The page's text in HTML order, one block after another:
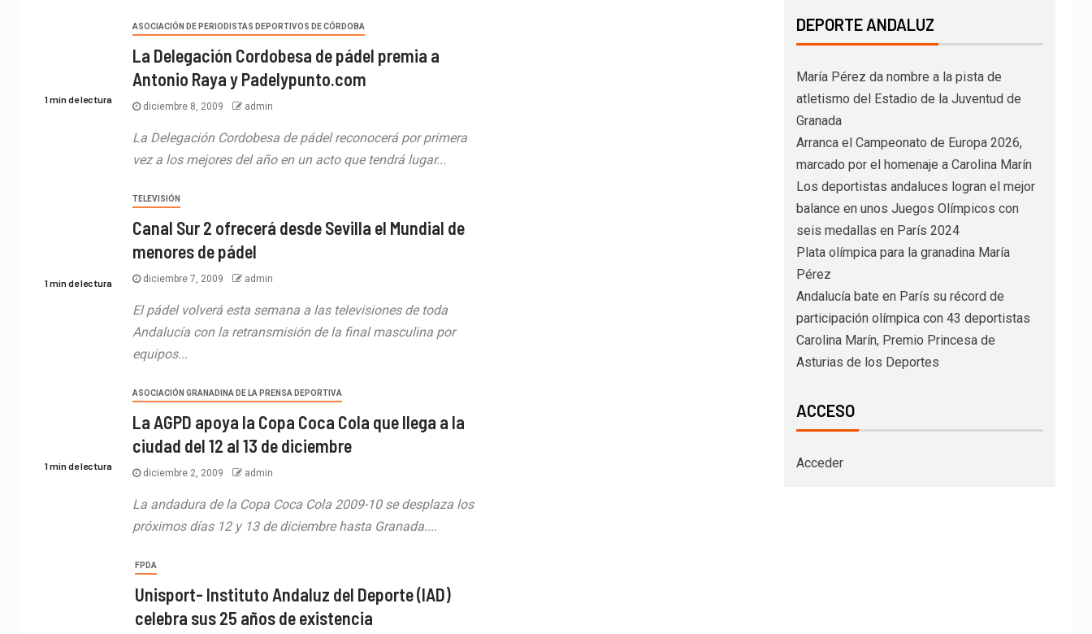
1 min de lectura
ASOCIACIÓN DE PERIODISTAS DEPORTIVOS DE CÓRDOBA
La Delegación Cordobesa de pádel premia a
Antonio Raya y Padelypunto.com
diciembre 8, 2009 admin
La Delegación Cordobesa de pádel reconocerá por primera
vez a los mejores del año en un acto que tendrá lugar...
1 min de lectura
TELEVISIÓN
Canal Sur 2 ofrecerá desde Sevilla el Mundial de
menores de pádel
diciembre 7, 2009 admin
El pádel volverá esta semana a las televisiones de toda
Andalucía con la retransmisión de la final masculina por
equipos...
1 min de lectura
ASOCIACIÓN GRANADINA DE LA PRENSA DEPORTIVA
La AGPD apoya la Copa Coca Cola que llega a la
ciudad del 12 al 13 de diciembre
diciembre 2, 2009 admin
La andadura de la Copa Coca Cola 2009-10 se desplaza los
próximos días 12 y 13 de diciembre hasta Granada....
FPDA
Unisport- Instituto Andaluz del Deporte (IAD)
celebra sus 25 años de existencia
DEPORTE ANDALUZ
María Pérez da nombre a la pista de
atletismo del Estadio de la Juventud de
Granada
Arranca el Campeonato de Europa 2026,
marcado por el homenaje a Carolina Marín
Los deportistas andaluces logran el mejor
balance en unos Juegos Olímpicos con
seis medallas en París 2024
Plata olímpica para la granadina María
Pérez
Andalucía bate en París su récord de
participación olímpica con 43 deportistas
Carolina Marín, Premio Princesa de
Asturias de los Deportes
ACCESO
Acceder